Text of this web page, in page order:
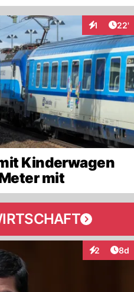
1 22'
Kinderwagen
mit
2 8d